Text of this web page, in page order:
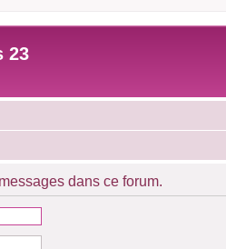
23
dans ce forum.